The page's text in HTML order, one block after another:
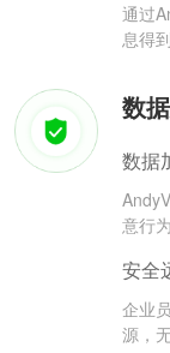
通过
息得
数
数据
意行
安全
企业
源，